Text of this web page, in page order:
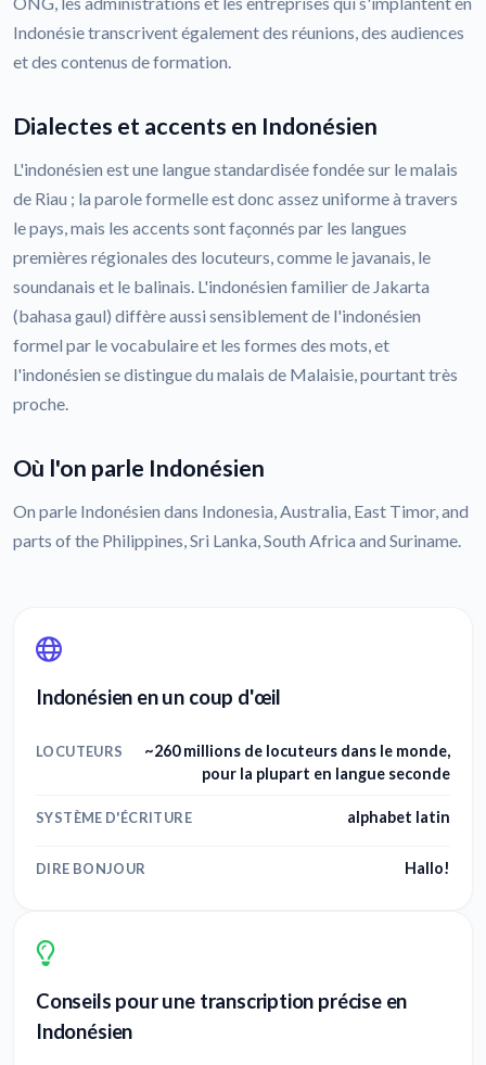
Indonésie transcrivent également des réunions, des audiences
et des contenus de formation.
Dialectes et accents en Indonésien
L'indonésien est une langue standardisée fondée sur le malais
de Riau ; la parole formelle est donc assez uniforme à travers
le pays, mais les accents sont façonnés par les langues
premières régionales des locuteurs, comme le javanais, le
soundanais et le balinais. L'indonésien familier de Jakarta
(bahasa gaul) diffère aussi sensiblement de l'indonésien
formel par le vocabulaire et les formes des mots, et
l'indonésien se distingue du malais de Malaisie, pourtant très
proche.
Où l'on parle Indonésien
On parle Indonésien dans Indonesia, Australia, East Timor, and
parts of the Philippines, Sri Lanka, South Africa and Suriname.
Indonésien en un coup d'œil
LOCUTEURS
~260 millions de locuteurs dans le monde,
pour la plupart en langue seconde
SYSTÈME D'ÉCRITURE alphabet latin
DIRE BONJOUR Hallo!
Conseils pour une transcription précise en
Indonésien